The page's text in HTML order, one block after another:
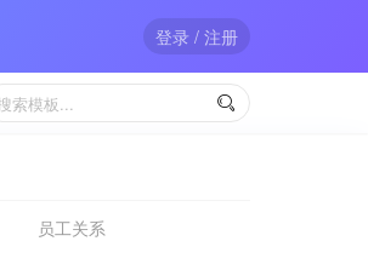
登录 / 注册

员工关系